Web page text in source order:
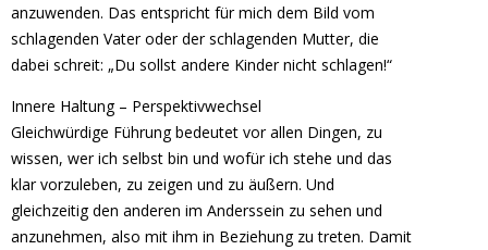
anzuwenden. Das entspricht für mich dem Bild vom
schlagenden Vater oder der schlagenden Mutter, die
dabei schreit: „Du sollst andere Kinder nicht schlagen!“
Innere Haltung – Perspektivwechsel
Gleichwürdige Führung bedeutet vor allen Dingen, zu
wissen, wer ich selbst bin und wofür ich stehe und das
klar vorzuleben, zu zeigen und zu äußern. Und
gleichzeitig den anderen im Anderssein zu sehen und
anzunehmen, also mit ihm in Beziehung zu treten. Damit